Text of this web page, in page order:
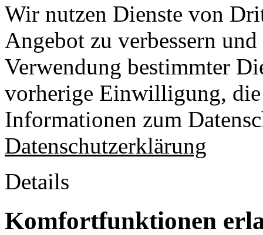
Wir nutzen Dienste von
Angebot zu verbessern
Verwendung bestimmter
vorherige Einwilligung,
Informationen zum
Datenschutzerklärung
Details
Komfortfunktionen